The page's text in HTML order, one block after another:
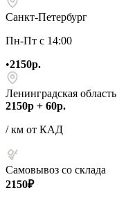
Санкт-Петербург
Пн-Пт с 14:00
•2150р.
Ленинградская область
2150р + 60р.
/ км от КАД
Самовывоз со склада
2150₽